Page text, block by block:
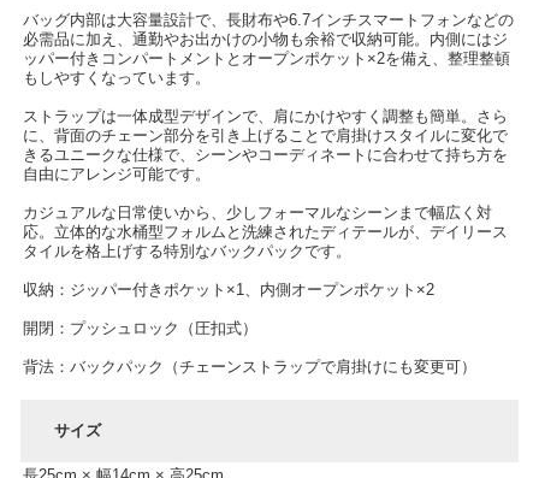
バッグ内部は大容量設計で、長財布や6.7インチスマートフォンなどの
必需品に加え、通勤やお出かけの小物も余裕で収納可能。内側にはジ
ッパー付きコンパートメントとオープンポケット×2を備え、整理整頓
もしやすくなっています。
ストラップは一体成型デザインで、肩にかけやすく調整も簡単。さら
に、背面のチェーン部分を引き上げることで肩掛けスタイルに変化で
きるユニークな仕様で、シーンやコーディネートに合わせて持ち方を
自由にアレンジ可能です。
カジュアルな日常使いから、少しフォーマルなシーンまで幅広く対
応。立体的な水桶型フォルムと洗練されたディテールが、デイリース
タイルを格上げする特別なバックパックです。
収納：ジッパー付きポケット×1、内側オープンポケット×2
開閉：プッシュロック（圧扣式）
背法：バックパック（チェーンストラップで肩掛けにも変更可）
サイズ